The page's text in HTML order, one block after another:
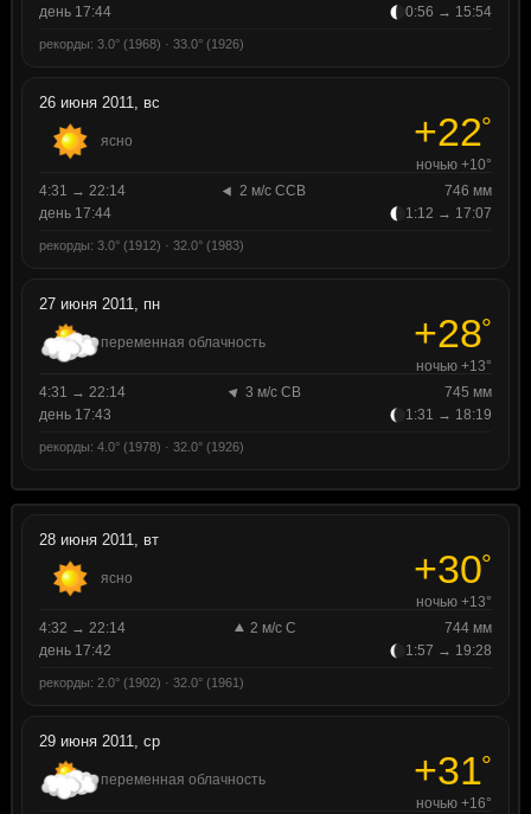
день 17:44
0:56 → 15:54
рекорды: 3.0° (1968) · 33.0° (1926)
26 июня 2011, вс
ясно +22°
ночью +10°
4:31 → 22:14
2 м/с ССВ
746 мм
день 17:44
1:12 → 17:07
рекорды: 3.0° (1912) · 32.0° (1983)
27 июня 2011, пн
переменная облачность +28°
ночью +13°
4:31 → 22:14
3 м/с СВ
745 мм
день 17:43
1:31 → 18:19
рекорды: 4.0° (1978) · 32.0° (1926)
28 июня 2011, вт
ясно +30°
ночью +13°
4:32 → 22:14
2 м/с С
744 мм
день 17:42
1:57 → 19:28
рекорды: 2.0° (1902) · 32.0° (1961)
29 июня 2011, ср
переменная облачность +31°
ночью +16°